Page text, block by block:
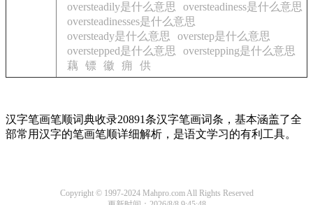
oversteadily是什么意思
oversteadiness是什么意思
oversteadinesses是什么意思
oversteady是什么意思
overstep是什么意思
overstepped是什么意思
overstepping是什么意思
藕
镖 徽 痈 供
汉字笔画笔顺词典收录20891条汉字笔画词条，基本涵盖了全
部常用汉字的笔画笔顺详细解析，是语文学习的有利工具。
Copyright © 1997-2024 Mahpro.com All Rights Reserved